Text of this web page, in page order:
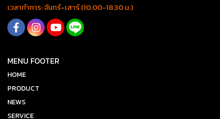
เวลาทำการ: จันทร์-เสาร์ (10.00-18.30 น.)
MENU FOOTER
HOME
PRODUCT
NEWS
SERVICE